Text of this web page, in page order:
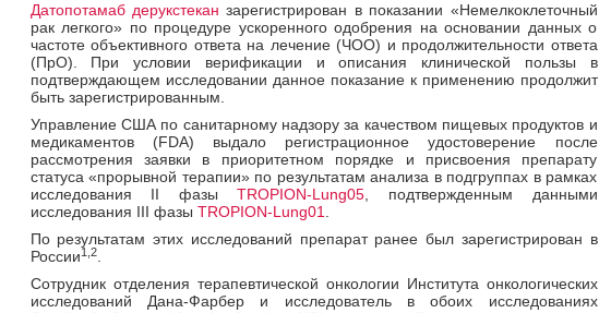
Датопотамаб дерукстекан зарегистрирован в показании «Немелкоклеточный
рак легкого» по процедуре ускоренного одобрения на основании данных о
частоте объективного ответа на лечение (ЧОО) и продолжительности ответа
(ПрО). При условии верификации и описания клинической пользы в
подтверждающем исследовании данное показание к применению продолжит
быть зарегистрированным.
Управление США по санитарному надзору за качеством пищевых продуктов и
медикаментов (FDA) выдало регистрационное удостоверение после
рассмотрения заявки в приоритетном порядке и присвоения препарату
статуса «прорывной терапии» по результатам анализа в подгруппах в рамках
исследования II фазыTROPION-Lung05 , подтвержденным данными
исследования III фазы TROPION-Lung01
По результатам этих исследований препарат ранее был зарегистрирован в
России1,2.
Сотрудник отделения терапевтической онкологии Института онкологических
исследований Дана-Фарбер и исследователь в обоих исследованиях